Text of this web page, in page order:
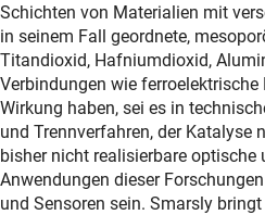
Schichten von Materialien mit
in seinem Fall geordnete,
Titandioxid, Hafniumdioxid,
Verbindungen wie
Wirkung haben, sei es in
und Trennverfahren, der Katalyse
bisher nicht realisierbare optische
Anwendungen dieser
und Sensoren sein. Smarsly